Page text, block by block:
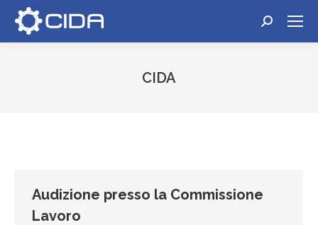
Cerca:
CIDA
Audizione presso la Commissione
Lavoro